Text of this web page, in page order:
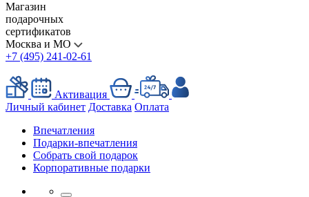
Магазин
подарочных
сертификатов
Москва и МО
+7 (495) 241-02-61
Активация
Личный кабинет Доставка Оплата
Впечатления
Подарки-впечатления
Собрать свой подарок
Корпоративные подарки